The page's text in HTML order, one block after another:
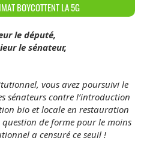
BOYCOTTENT LA 5G
le député,
le sénateur,
vous avez poursuivi le
sénateurs contre l’introduction
bio et locale en restauration
de forme pour le moins
a censuré ce seuil !